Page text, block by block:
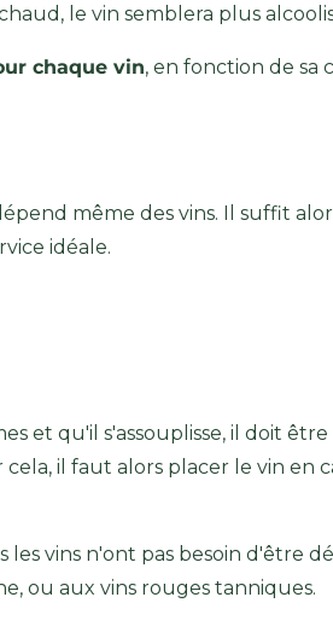
le vin semblera plus
chaque vin, en fonction de sa
même des vins. Il suffit
idéale.
et qu'il s'assouplisse, il doit
cela, il faut alors placer le vin en
vins n'ont pas besoin d'être
ou aux vins rouges tanniques.